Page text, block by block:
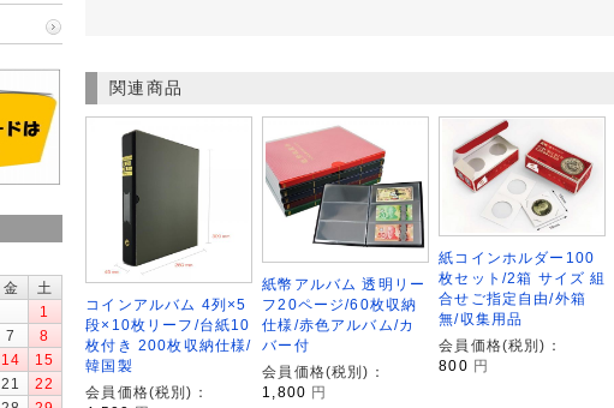
関連商品
コインアルバム 4列×5
段×10枚リーフ/台紙10
枚付き 200枚収納仕様/
韓国製
会員価格(税別)：
紙幣アルバム 透明リー
フ20ページ/60枚収納
仕様/赤色アルバム/カ
バー付
会員価格(税別)：
1,800 円
紙コインホルダー100
枚セット/2箱 サイズ 組
合せご指定自由/外箱
無/収集用品
会員価格(税別)：
800 円
金
土
1
7
8
14
15
21
22